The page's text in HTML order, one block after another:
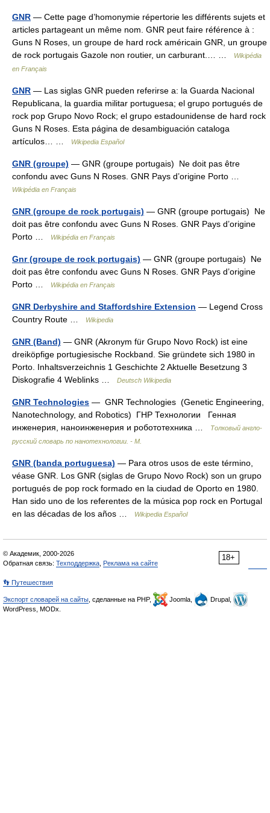
GNR — Cette page d’homonymie répertorie les différents sujets et
articles partageant un même nom. GNR peut faire référence à :
Guns N Roses, un groupe de hard rock américain GNR, un groupe
de rock portugais Gazole non routier, un carburant.… …
Wikipédia
en Français
GNR — Las siglas GNR pueden referirse a: la Guarda Nacional
Republicana, la guardia militar portuguesa; el grupo portugués de
rock pop Grupo Novo Rock; el grupo estadounidense de hard rock
Guns N Roses. Esta página de desambiguación cataloga
artículos… …
Wikipedia Español
GNR (groupe) — GNR (groupe portugais) Ne doit pas être
confondu avec Guns N Roses. GNR Pays d’origine Porto …
Wikipédia en Français
GNR (groupe de rock portugais) — GNR (groupe portugais) Ne
doit pas être confondu avec Guns N Roses. GNR Pays d’origine
Porto …
Wikipédia en Français
Gnr (groupe de rock portugais) — GNR (groupe portugais) Ne
doit pas être confondu avec Guns N Roses. GNR Pays d’origine
Porto …
Wikipédia en Français
GNR Derbyshire and Staffordshire Extension — Legend Cross
Country Route …
Wikipedia
GNR (Band) — GNR (Akronym für Grupo Novo Rock) ist eine
dreiköpfige portugiesische Rockband. Sie gründete sich 1980 in
Porto. Inhaltsverzeichnis 1 Geschichte 2 Aktuelle Besetzung 3
Diskografie 4 Weblinks …
Deutsch Wikipedia
GNR Technologies — GNR Technologies (Genetic Engineering,
Nanotechnology, and Robotics) ГНР Технологии Генная
инженерия, наноинженерия и робототехника …
Толковый англо-
русский словарь по нанотехнологии. - М.
GNR (banda portuguesa) — Para otros usos de este término,
véase GNR. Los GNR (siglas de Grupo Novo Rock) son un grupo
portugués de pop rock formado en la ciudad de Oporto en 1980.
Han sido uno de los referentes de la música pop rock en Portugal
en las décadas de los años …
Wikipedia Español
18+
© Академик, 2000-2026
Обратная связь: Техподдержка Реклама на сайте
👣 Путешествия
Экспорт словарей на сайты , сделанные на PHP, Joomla,
Drupal,
WordPress, MODx.